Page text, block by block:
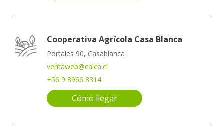
Cooperativa Agrícola Casa Blanca
Portales 90, Casablanca
ventaweb@calca.cl
+56 9 8966 8314
Cómo llegar